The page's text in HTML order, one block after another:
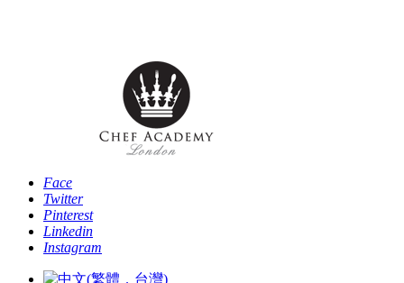
Face
Twitter
Pinterest
Linkedin
Instagram